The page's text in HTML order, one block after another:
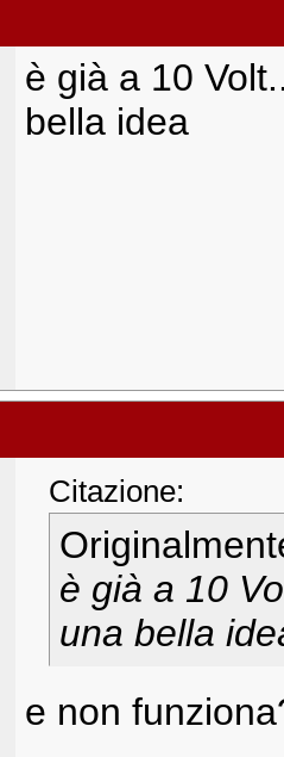
è già a 10
bella idea
Citazione:
è già a 10
una bella
e non